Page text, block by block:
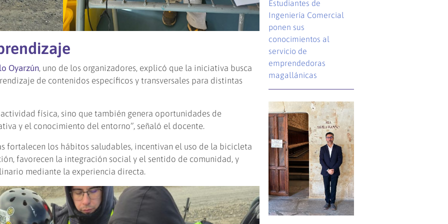
Oyarzún, uno de los organizadores, explicó que la iniciativa busca
de contenidos específicos y transversales para distintas
física, sino que también genera oportunidades de
y el conocimiento del entorno”, señaló el docente.
fortalecen los hábitos saludables, incentivan el uso de la bicicleta
favorecen la integración social y el sentido de comunidad, y
mediante la experiencia directa.
Estudiantes de
Ingeniería Comercial
ponen sus
conocimientos al
servicio de
emprendedoras
magallánicas